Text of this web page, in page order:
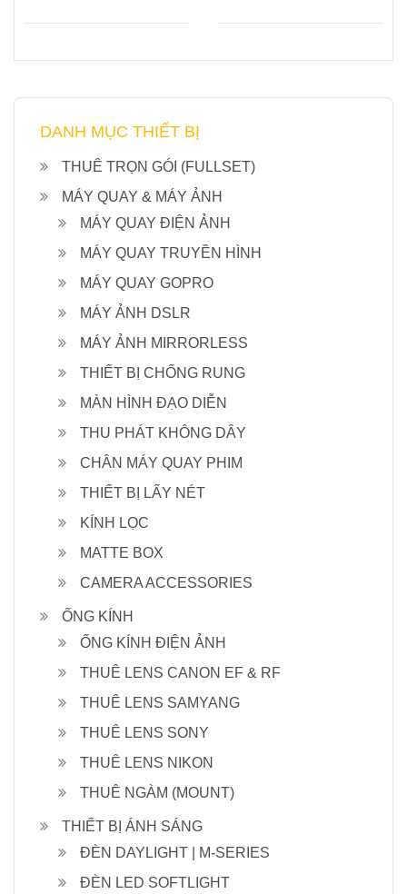
DANH MỤC THIẾT BỊ
THUÊ TRỌN GÓI (FULLSET)
MÁY QUAY & MÁY ẢNH
MÁY QUAY ĐIỆN ẢNH
MÁY QUAY TRUYỀN HÌNH
MÁY QUAY GOPRO
MÁY ẢNH DSLR
MÁY ẢNH MIRRORLESS
THIẾT BỊ CHỐNG RUNG
MÀN HÌNH ĐẠO DIỄN
THU PHÁT KHÔNG DÂY
CHÂN MÁY QUAY PHIM
THIẾT BỊ LẤY NÉT
KÍNH LỌC
MATTE BOX
CAMERA ACCESSORIES
ỐNG KÍNH
ỐNG KÍNH ĐIỆN ẢNH
THUÊ LENS CANON EF & RF
THUÊ LENS SAMYANG
THUÊ LENS SONY
THUÊ LENS NIKON
THUÊ NGÀM (MOUNT)
THIẾT BỊ ÁNH SÁNG
ĐÈN DAYLIGHT | M-SERIES
ĐÈN LED SOFTLIGHT